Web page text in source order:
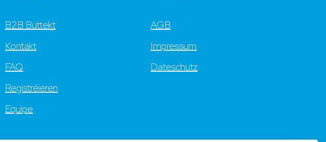
B2B Buttekt
Kontakt
FAQ
Registréieren
Equipe
AGB
Impressum
Dateschutz